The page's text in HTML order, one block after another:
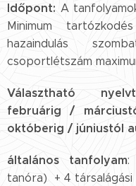
Időpont: A
Minimum
hazaindulás
csoportlétszám
Választható
februárig /
októberig / júniustól
általános tanfolyam:
tanóra) + 4 társalágási